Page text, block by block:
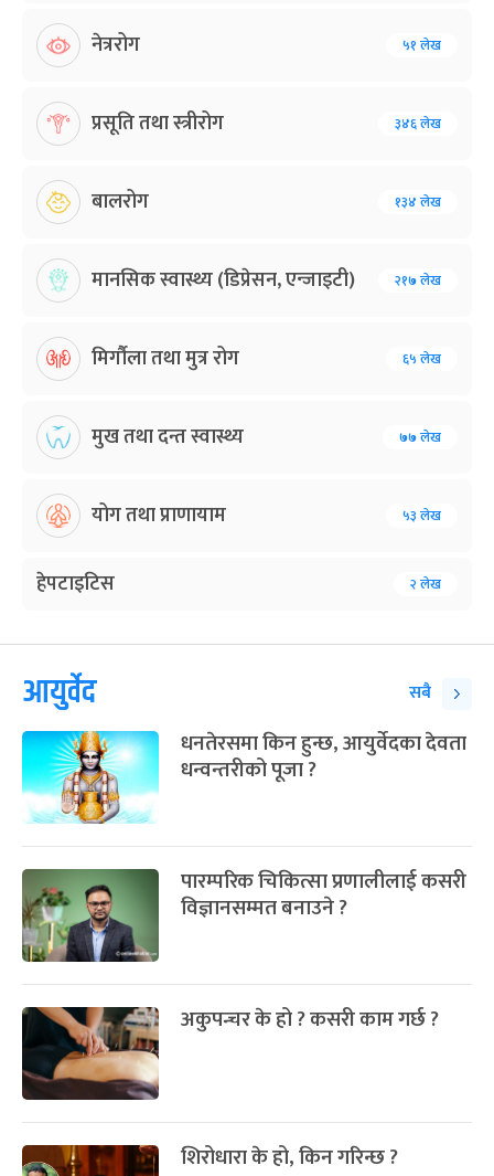
नेत्ररोग ५१ लेख
प्रसूति तथा स्त्रीरोग ३४६ लेख
बालरोग १३४ लेख
मानसिक स्वास्थ्य (डिप्रेसन, एन्जाइटी) २१७ लेख
मिर्गौला तथा मुत्र रोग ६५ लेख
मुख तथा दन्त स्वास्थ्य ७७ लेख
योग तथा प्राणायाम ५३ लेख
हेपटाइटिस २ लेख
आयुर्वेद सबै
धनतेरसमा किन हुन्छ, आयुर्वेदका देवता
धन्वन्तरीको पूजा ?
पारम्परिक चिकित्सा प्रणालीलाई कसरी
विज्ञानसम्मत बनाउने ?
अकुपन्चर के हो ? कसरी काम गर्छ ?
शिरोधारा के हो, किन गरिन्छ ?